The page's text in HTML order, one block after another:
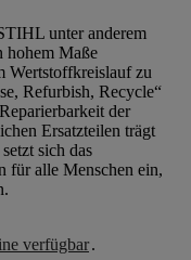
unter anderem
hohem Maße
Wertstoffkreislauf zu
Refurbish, Recycle“
der
Ersatzteilen trägt
sich das
für alle Menschen ein,
verfügbar.